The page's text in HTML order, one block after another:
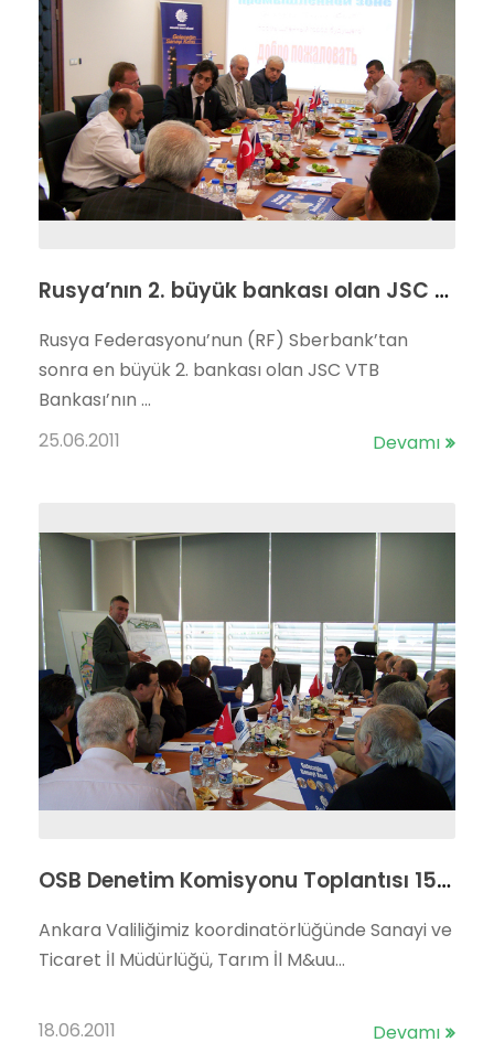
Rusya’nın 2. büyük bankası olan JSC VTB Bankası’nın bölgemizi ziyareti
Rusya Federasyonu’nun (RF) Sberbank’tan
sonra en büyük 2. bankası olan JSC VTB
Bankası’nın ...
25.06.2011
Devamı
OSB Denetim Komisyonu Toplantısı 15 Haziran Çarşamba Günü Başkent OSB Bölge Müdürlüğü Binası’nda Gerçekleşti
Ankara Valiliğimiz koordinatörlüğünde Sanayi ve
Ticaret İl Müdürlüğü, Tarım İl M&uu...
18.06.2011 Devamı